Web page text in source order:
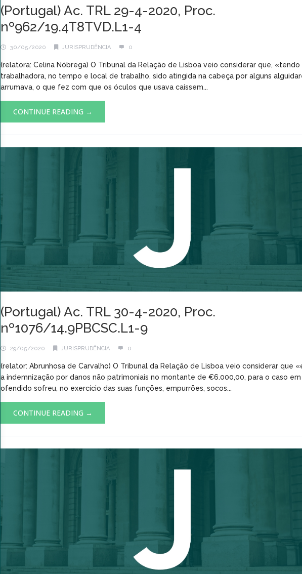
(Portugal) Ac. TRL 29-4-2020, Proc.
nº962/19.4T8TVD.L1-4
30/05/2020 JURISPRUDÊNCIA 0
(relatora: Celina Nóbrega) O Tribunal da Relação de Lisboa veio considerar que, «tendo
trabalhadora, no tempo e local de trabalho, sido atingida na cabeça por alguns
arrumava, o que fez com que os óculos que usava caíssem...
CONTINUE READING →
(Portugal) Ac. TRL 30-4-2020, Proc.
nº1076/14.9PBCSC.L1-9
29/05/2020 JURISPRUDÊNCIA 0
(relator: Abrunhosa de Carvalho) O Tribunal da Relação de Lisboa veio considerar que
a indemnização por danos não patrimoniais no montante de €6.000,00, para o caso
ofendido sofreu, no exercício das suas funções, empurrões, socos...
CONTINUE READING →